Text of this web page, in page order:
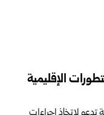
الإقليمية